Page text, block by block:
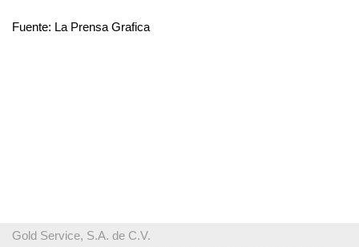
Fuente: La Prensa Grafica
Gold Service, S.A. de C.V.